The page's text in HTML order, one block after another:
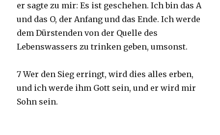
er sagte zu mir: Es ist geschehen. Ich bin das A
und das O, der Anfang und das Ende. Ich werde
dem Dürstenden von der Quelle des
Lebenswassers zu trinken geben, umsonst.
7 Wer den Sieg erringt, wird dies alles erben,
und ich werde ihm Gott sein, und er wird mir
Sohn sein.